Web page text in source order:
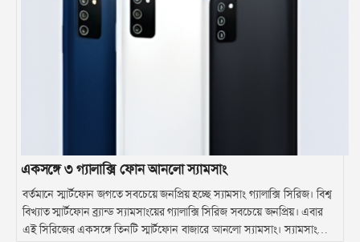
একসঙ্গে ৩ গ্যালাক্সি ফোন আনলো স্যামসাং
বর্তমানে স্মার্টফোন জগতে সবচেয়ে জনপ্রিয় হচ্ছে স্যামসাং গ্যালাক্সি সিরিজ। বিশ্ব
বিখ্যাত স্মার্টফোন ব্র্যান্ড স্যামসাংয়ের গ্যালাক্সি সিরিজ সবচেয়ে জনপ্রিয়। এবার
এই সিরিজের একসঙ্গে তিনটি স্মার্টফোন বাজারে আনলো স্যামসাং। স্যামসাং